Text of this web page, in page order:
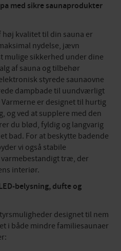
med sikre saunaprodukter
kvalitet til din sauna er
nydelse, jævn
mulige sikkerhed under dine
af sauna og tilbehør
styrede saunaovne
dampbade til uundværligt
er designet til hurtig
og ved at supplere med den
du blød, fyldig og langvarig
bad. For at beskytte badende
vi også stabile
træ, der
interiør.
belysning, dufte og
designet til nem
i både mindre familiesaunaer